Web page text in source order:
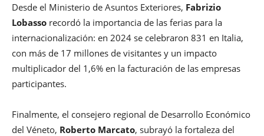
Desde el Ministerio de Asuntos Exteriores, Fabrizio
Lobasso recordó la importancia de las ferias para la
internacionalización: en 2024 se celebraron 831 en Italia,
con más de 17 millones de visitantes y un impacto
multiplicador del 1,6% en la facturación de las empresas
participantes.
Finalmente, el consejero regional de Desarrollo Económico
del Véneto, Roberto Marcato, subrayó la fortaleza del